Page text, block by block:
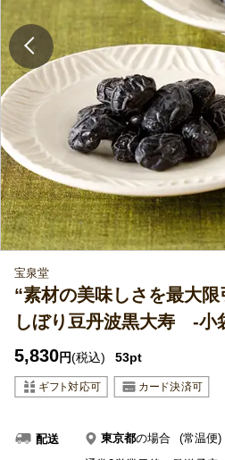
宝泉堂
“素材の美味しさを最大
しぼり豆丹波黒大寿 ‐小
5,830円(税込) 53pt
配送 東京都の場合
(常温便)